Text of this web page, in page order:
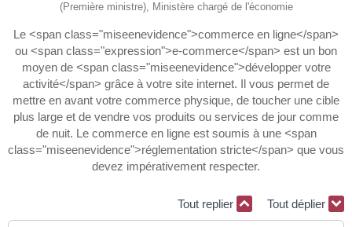
(Première ministre), Ministère chargé de l'économie
Le <span class="miseenevidence">commerce en ligne</span>
ou <span class="expression">e-commerce</span> est un bon
moyen de <span class="miseenevidence">développer votre
activité</span> grâce à votre site internet. Il vous permet de
mettre en avant votre commerce physique, de toucher une cible
plus large et de vendre vos produits ou services de jour comme
de nuit. Le commerce en ligne est soumis à une <span
class="miseenevidence">réglementation stricte</span> que vous
devez impérativement respecter.
Tout replier Tout déplier